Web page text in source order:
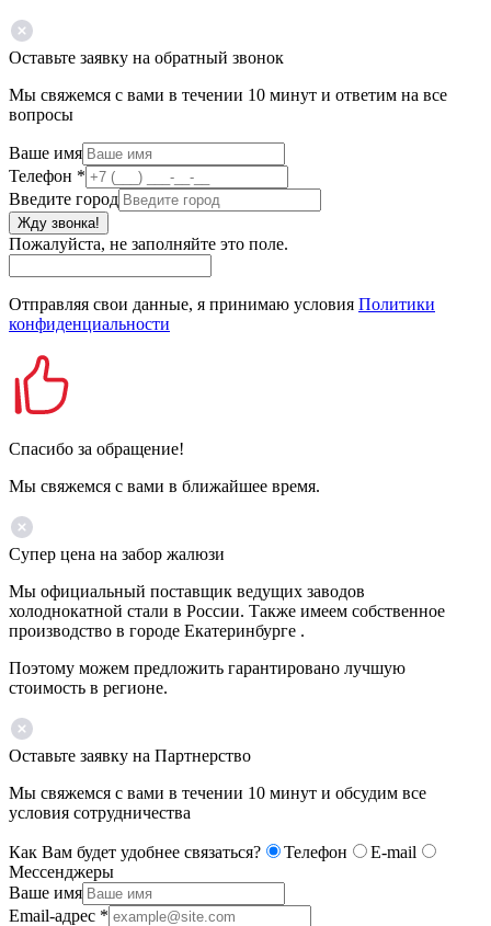
Оставьте заявку на обратный звонок
Мы свяжемся с вами в течении 10 минут и ответим на все
вопросы
Ваше имя
Телефон *
Введите город
Жду звонка!
Пожалуйста, не заполняйте это поле.
Отправляя свои данные, я принимаю условия Политики
конфиденциальности
Спасибо за обращение!
Мы свяжемся с вами в ближайшее время.
Супер цена на забор жалюзи
Мы официальный поставщик ведущих заводов
холоднокатной стали в России. Также имеем собственное
производство в городе Екатеринбурге .
Поэтому можем предложить гарантировано лучшую
стоимость в регионе.
Оставьте заявку на Партнерство
Мы свяжемся с вами в течении 10 минут и обсудим все
условия сотрудничества
Как Вам будет удобнее связаться? Телефон
E-mail
Мессенджеры
Ваше имя
Email-адрес *